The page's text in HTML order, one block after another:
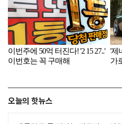
오늘의 핫뉴스